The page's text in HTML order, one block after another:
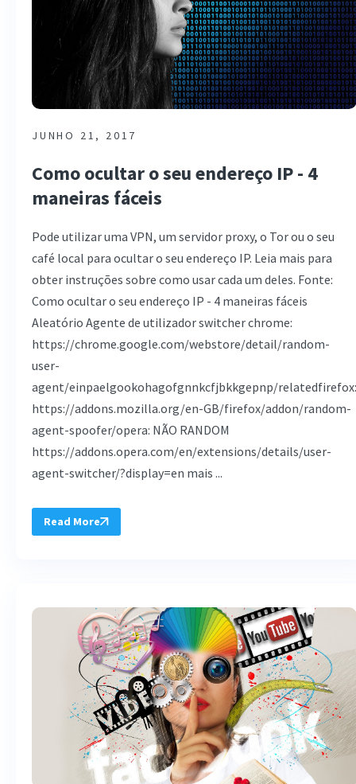
JUNHO 21, 2017
Como ocultar o seu endereço IP - 4
maneiras fáceis
Pode utilizar uma VPN, um servidor proxy, o Tor ou o seu
café local para ocultar o seu endereço IP. Leia mais para
obter instruções sobre como usar cada um deles. Fonte:
Como ocultar o seu endereço IP - 4 maneiras fáceis
Aleatório Agente de utilizador switcher chrome:
https://chrome.google.com/webstore/detail/random-
user-
agent/einpaelgookohagofgnnkcfjbkkgepnp/relatedfirefox:
https://addons.mozilla.org/en-GB/firefox/addon/random-
agent-spoofer/opera: NÃO RANDOM
https://addons.opera.com/en/extensions/details/user-
agent-switcher/?display=en mais ...
Read More